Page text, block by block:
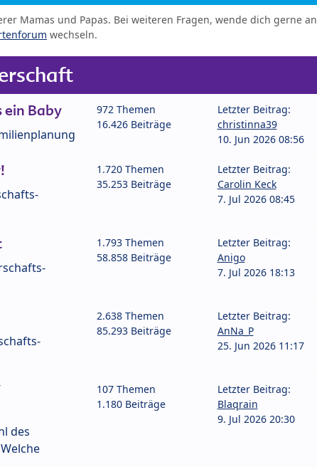
Mamas und Papas. Bei weiteren Fragen, wende dich gerne an
wechseln.
ein Baby
972 Themen
16.426 Beiträge
Letzter Beitrag:
christinna39
10. Jun 2026 08:56
1.720 Themen
35.253 Beiträge
Letzter Beitrag:
Carolin Keck
7. Jul 2026 08:45
1.793 Themen
58.858 Beiträge
Letzter Beitrag:
Anigo
7. Jul 2026 18:13
2.638 Themen
85.293 Beiträge
Letzter Beitrag:
AnNa_P
25. Jun 2026 11:17
des
107 Themen
1.180 Beiträge
Letzter Beitrag:
Blaqrain
9. Jul 2026 20:30